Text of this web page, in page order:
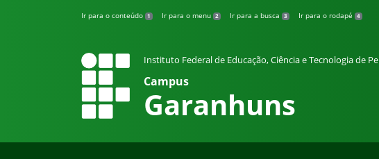
Ir para o conteúdo 1 Ir para o menu 2 Ir para a busca 3 Ir para o rodapé 4
Instituto Federal de Educação, Ciência e Tecnologia de
Campus
Garanhuns